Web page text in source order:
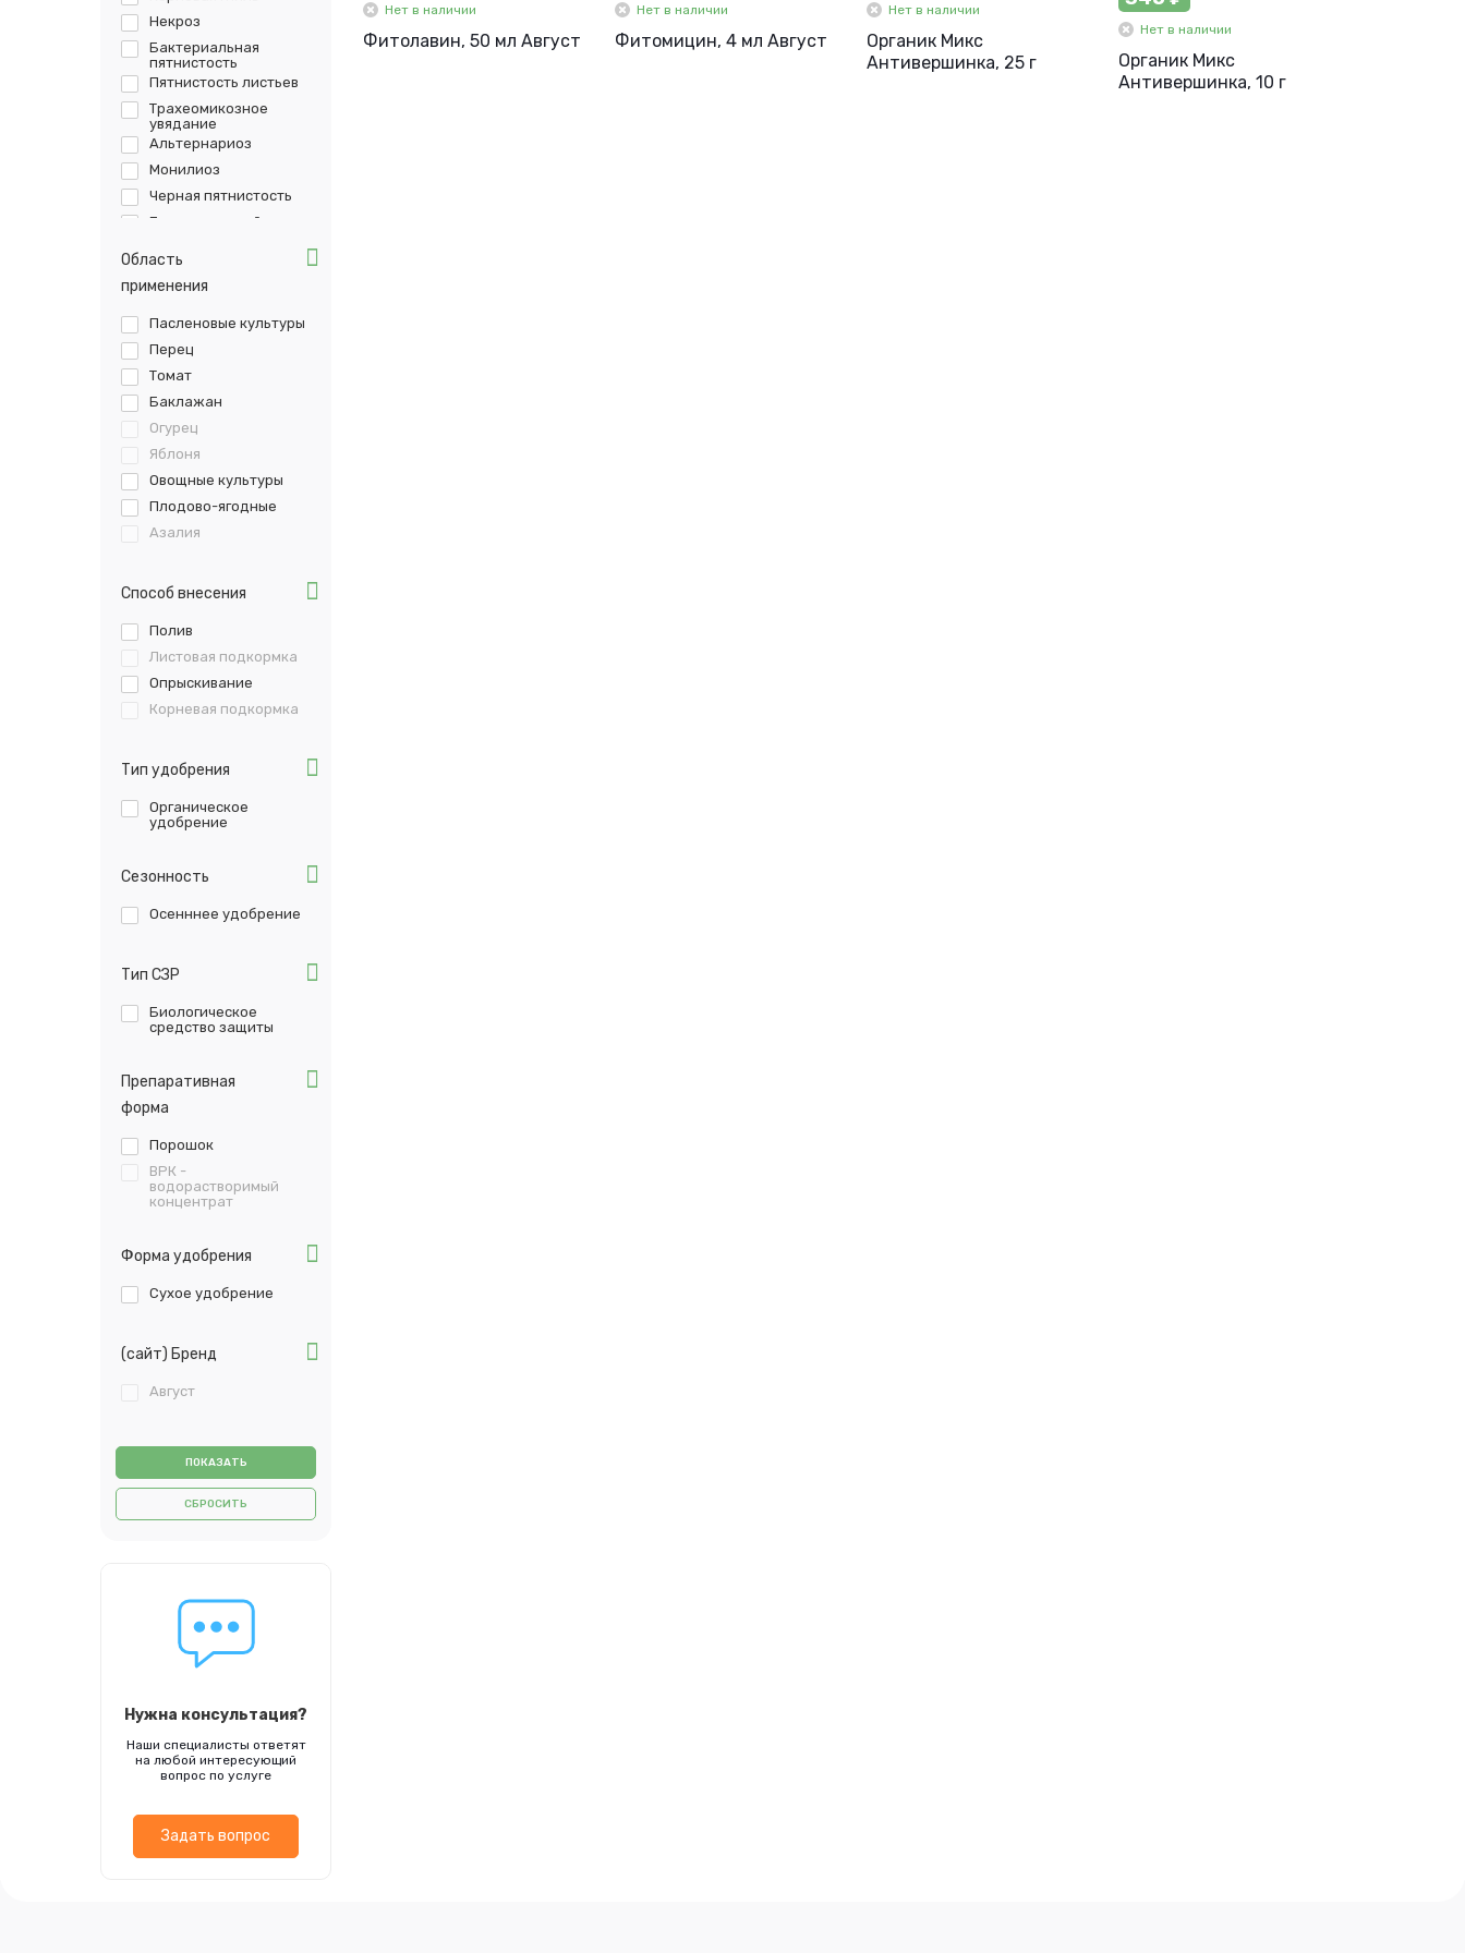
Некроз
Бактериальная
пятнистость
Пятнистость листьев
Трахеомикозное
увядание
Альтернариоз
Монилиоз
Черная пятнистость
Бактериальный рак
Область
применения
Пасленовые культуры
Перец
Томат
Баклажан
Огурец
Яблоня
Овощные культуры
Плодово-ягодные
Азалия
Способ внесения
Полив
Листовая подкормка
Опрыскивание
Корневая подкормка
Тип удобрения
Органическое
удобрение
Сезонность
Осенннее удобрение
Тип СЗР
Биологическое
средство защиты
Препаративная
форма
Порошок
ВРК -
водорастворимый
концентрат
Форма удобрения
Сухое удобрение
(сайт) Бренд
Август
СБРОСИТЬ
Нужна консультация?
Наши специалисты ответят
на любой интересующий
вопрос по услуге
Задать вопрос
Нет в наличии
Фитолавин, 50 мл Август
Нет в наличии
Фитомицин, 4 мл Август
Нет в наличии
Органик Микс
Антивершинка, 25 г
Нет в наличии
Органик Микс
Антивершинка, 10 г